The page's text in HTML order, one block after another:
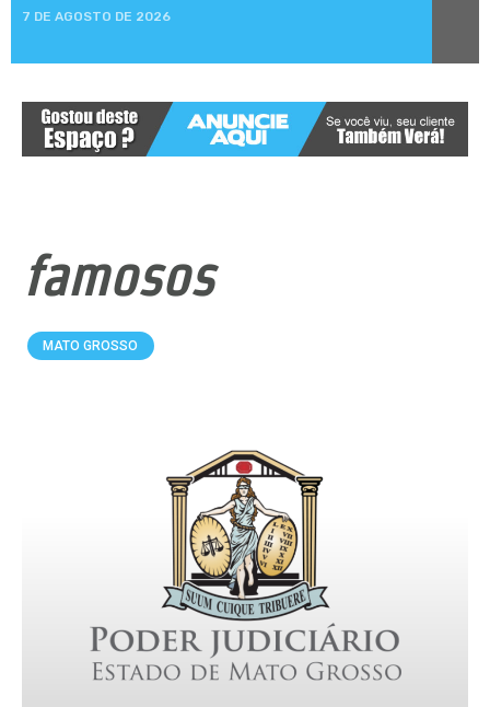
7 DE AGOSTO DE 2026
famosos
MATO GROSSO